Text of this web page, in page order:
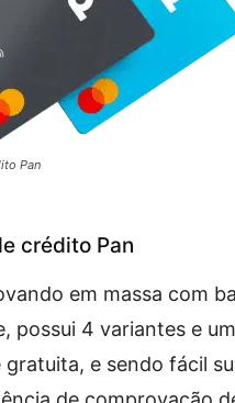
Pan
crédito Pan
em massa com
possui 4 variantes e
gratuita, e sendo fácil